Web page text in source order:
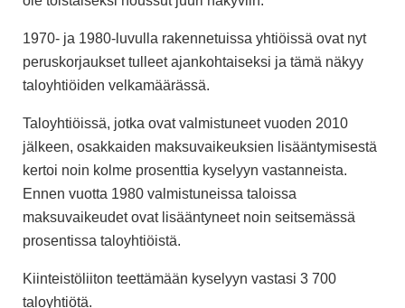
1970- ja 1980-luvulla rakennetuissa yhtiöissä ovat nyt
peruskorjaukset tulleet ajankohtaiseksi ja tämä näkyy
taloyhtiöiden velkamäärässä.
Taloyhtiöissä, jotka ovat valmistuneet vuoden 2010
jälkeen, osakkaiden maksuvaikeuksien lisääntymisestä
kertoi noin kolme prosenttia kyselyyn vastanneista.
Ennen vuotta 1980 valmistuneissa taloissa
maksuvaikeudet ovat lisääntyneet noin seitsemässä
prosentissa taloyhtiöistä.
Kiinteistöliiton teettämään kyselyyn vastasi 3 700
taloyhtiötä.